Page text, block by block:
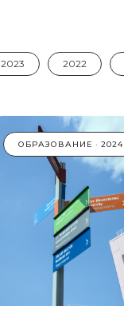
2023 2022
ОБРАЗОВАНИЕ 2024